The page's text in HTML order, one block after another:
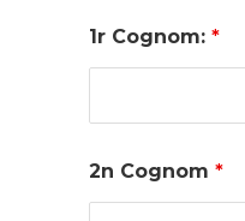
1r Cognom: *
2n Cognom *